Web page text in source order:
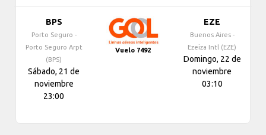
BPS
Porto Seguro -
Porto Seguro Arpt
(BPS)
Sábado, 21 de
noviembre
23:00
Vuelo 7492
EZE
Buenos Aires -
Ezeiza Intl (EZE)
Domingo, 22 de
noviembre
03:10